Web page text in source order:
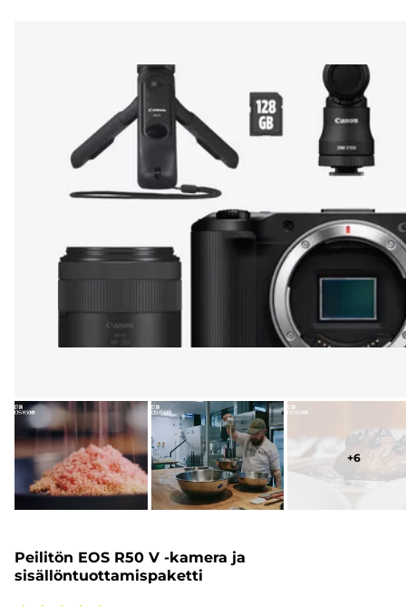
+6
Peilitön EOS R50 V -kamera ja
sisällöntuottamispaketti